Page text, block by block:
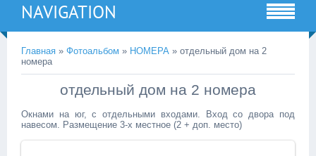
NAVIGATION
Главная » Фотоальбом » НОМЕРА » отдельный дом на 2
номера
отдельный дом на 2 номера
Окнами на юг, с отдельными входами. Вход со двора под
навесом. Размещение 3-х местное (2 + доп. место)